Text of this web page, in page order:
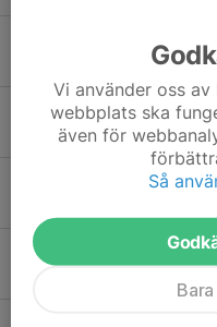
13 apr, 20:48 0
Rabatt på
8 apr, 21:15 0
ANMÄLAN ÖPPEN!
Senaste nytt från
Vi använder oss
webbplats ska
även för
Så